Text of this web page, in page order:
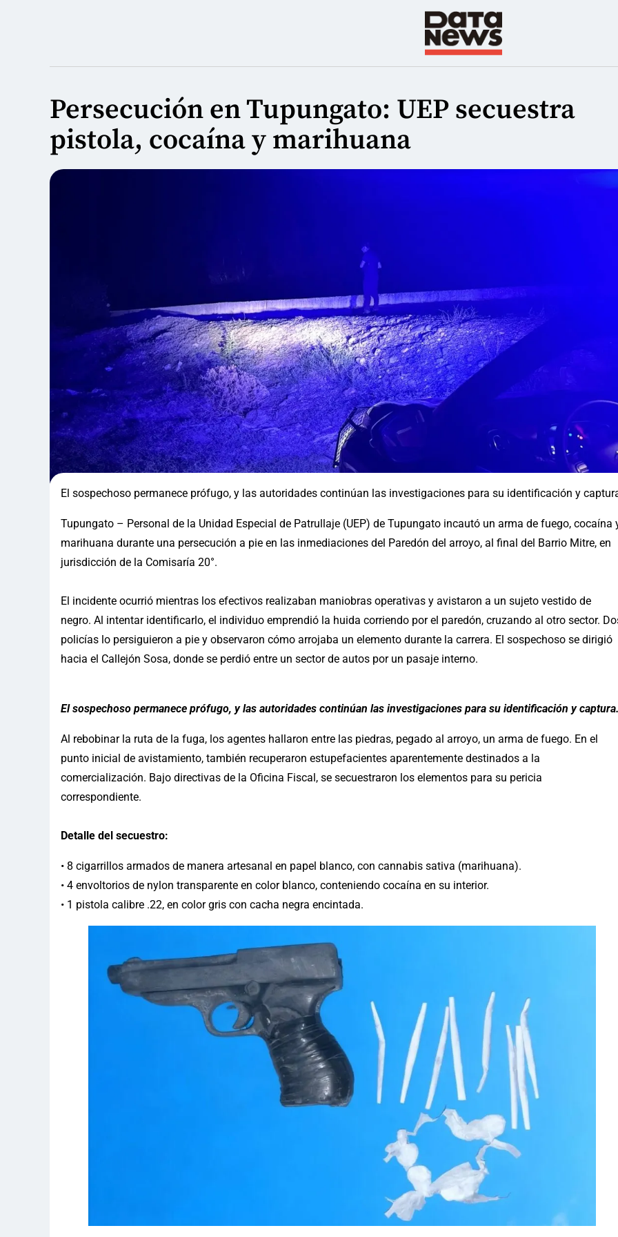
Persecución en Tupungato: UEP secuestra
pistola, cocaína y marihuana
El sospechoso permanece prófugo, y las autoridades continúan las investigaciones para su identificación y
Tupungato – Personal de la Unidad Especial de Patrullaje (UEP) de Tupungato incautó un arma de fuego, cocaína
marihuana durante una persecución a pie en las inmediaciones del Paredón del arroyo, al final del Barrio Mitre, en
jurisdicción de la Comisaría 20°.
El incidente ocurrió mientras los efectivos realizaban maniobras operativas y avistaron a un sujeto vestido de
negro. Al intentar identificarlo, el individuo emprendió la huida corriendo por el paredón, cruzando al otro sector.
policías lo persiguieron a pie y observaron cómo arrojaba un elemento durante la carrera. El sospechoso se dirigió
hacia el Callejón Sosa, donde se perdió entre un sector de autos por un pasaje interno.
El sospechoso permanece prófugo, y las autoridades continúan las investigaciones para su identificación y
Al rebobinar la ruta de la fuga, los agentes hallaron entre las piedras, pegado al arroyo, un arma de fuego. En el
punto inicial de avistamiento, también recuperaron estupefacientes aparentemente destinados a la
comercialización. Bajo directivas de la Oficina Fiscal, se secuestraron los elementos para su pericia
correspondiente.
Detalle del secuestro:
• 8 cigarrillos armados de manera artesanal en papel blanco, con cannabis sativa (marihuana).
• 4 envoltorios de nylon transparente en color blanco, conteniendo cocaína en su interior.
• 1 pistola calibre .22, en color gris con cacha negra encintada.